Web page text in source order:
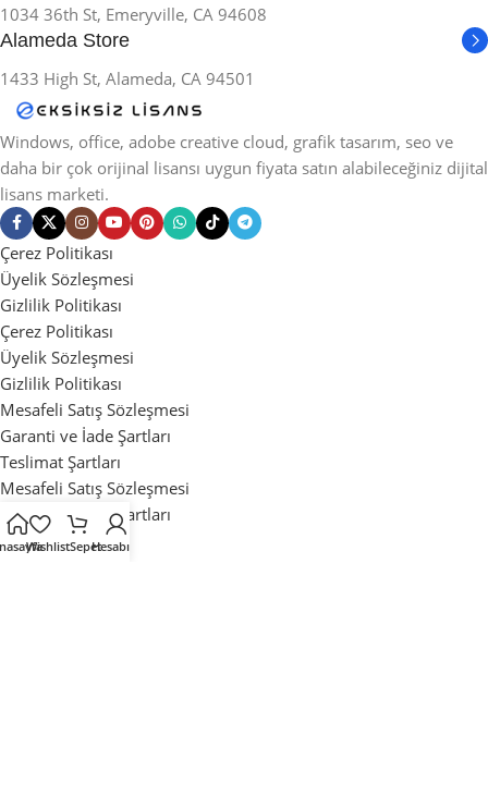
1034 36th St, Emeryville, CA 94608
Alameda Store
1433 High St, Alameda, CA 94501
Windows, office, adobe creative cloud, grafik tasarım, seo ve
daha bir çok orijinal lisansı uygun fiyata satın alabileceğiniz dijital
lisans marketi.
Çerez Politikası
Üyelik Sözleşmesi
Gizlilik Politikası
Çerez Politikası
Üyelik Sözleşmesi
Gizlilik Politikası
Mesafeli Satış Sözleşmesi
Garanti ve İade Şartları
Teslimat Şartları
Mesafeli Satış Sözleşmesi
Garanti ve İade Şartları
Teslimat Şartları
WishlistSepetHesabım